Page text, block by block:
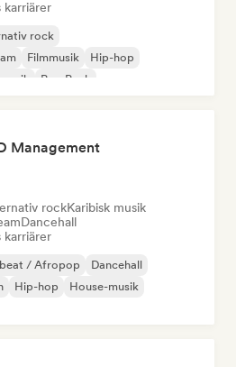
karriärer
rock
Filmmusik
Hip-hop
Pop Punk
Management
rockKaribisk musik
Dancehall
karriärer
/ Afropop
Dancehall
Hip-hop
House-musik